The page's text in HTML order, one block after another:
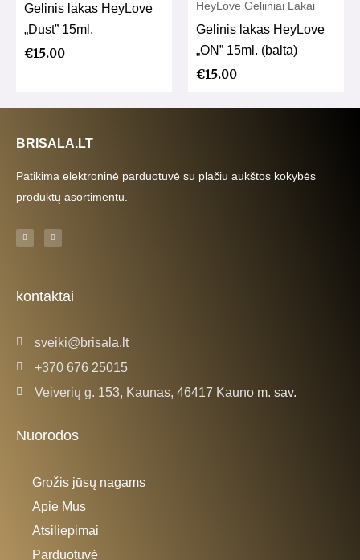
Gelinis lakas HeyLove
„Dust” 15ml.
€15.00
HeyLove Geliiniai Lakai
Gelinis lakas HeyLove
„ON” 15ml. (balta)
€15.00
BRISALA.LT
Patikima elektroninė parduotuvė su plačiu aukštos kokybės
produktų asortimentu.
F
a
c
-
f
I
n
s
m
kontaktai
sveiki@brisala.lt
+370 676 25015
Veiverių g. 153, Kaunas, 46417 Kauno m. sav.
Nuorodos
Grožis jūsų nagams
Apie Mus
Atsiliepimai
Parduotuvė